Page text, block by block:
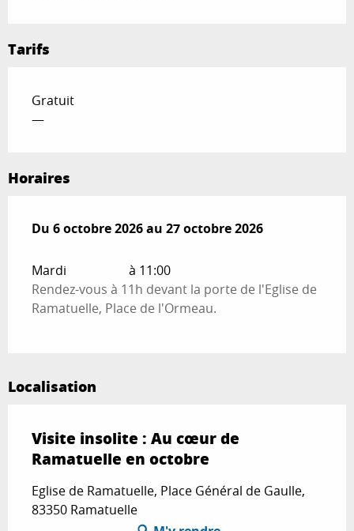
Tarifs
Gratuit
—
Horaires
Du 6 octobre 2026au 27 octobre 2026
Du 6 octobre 2026au 27 octobre 2026
Mardi
à 11:00
Rendez-vous à 11h devant la porte de l'Eglise de
Ramatuelle, Place de l'Ormeau.
Localisation
Visite insolite : Au cœur de
Ramatuelle en octobre
Eglise de Ramatuelle, Place Général de Gaulle,
83350 Ramatuelle